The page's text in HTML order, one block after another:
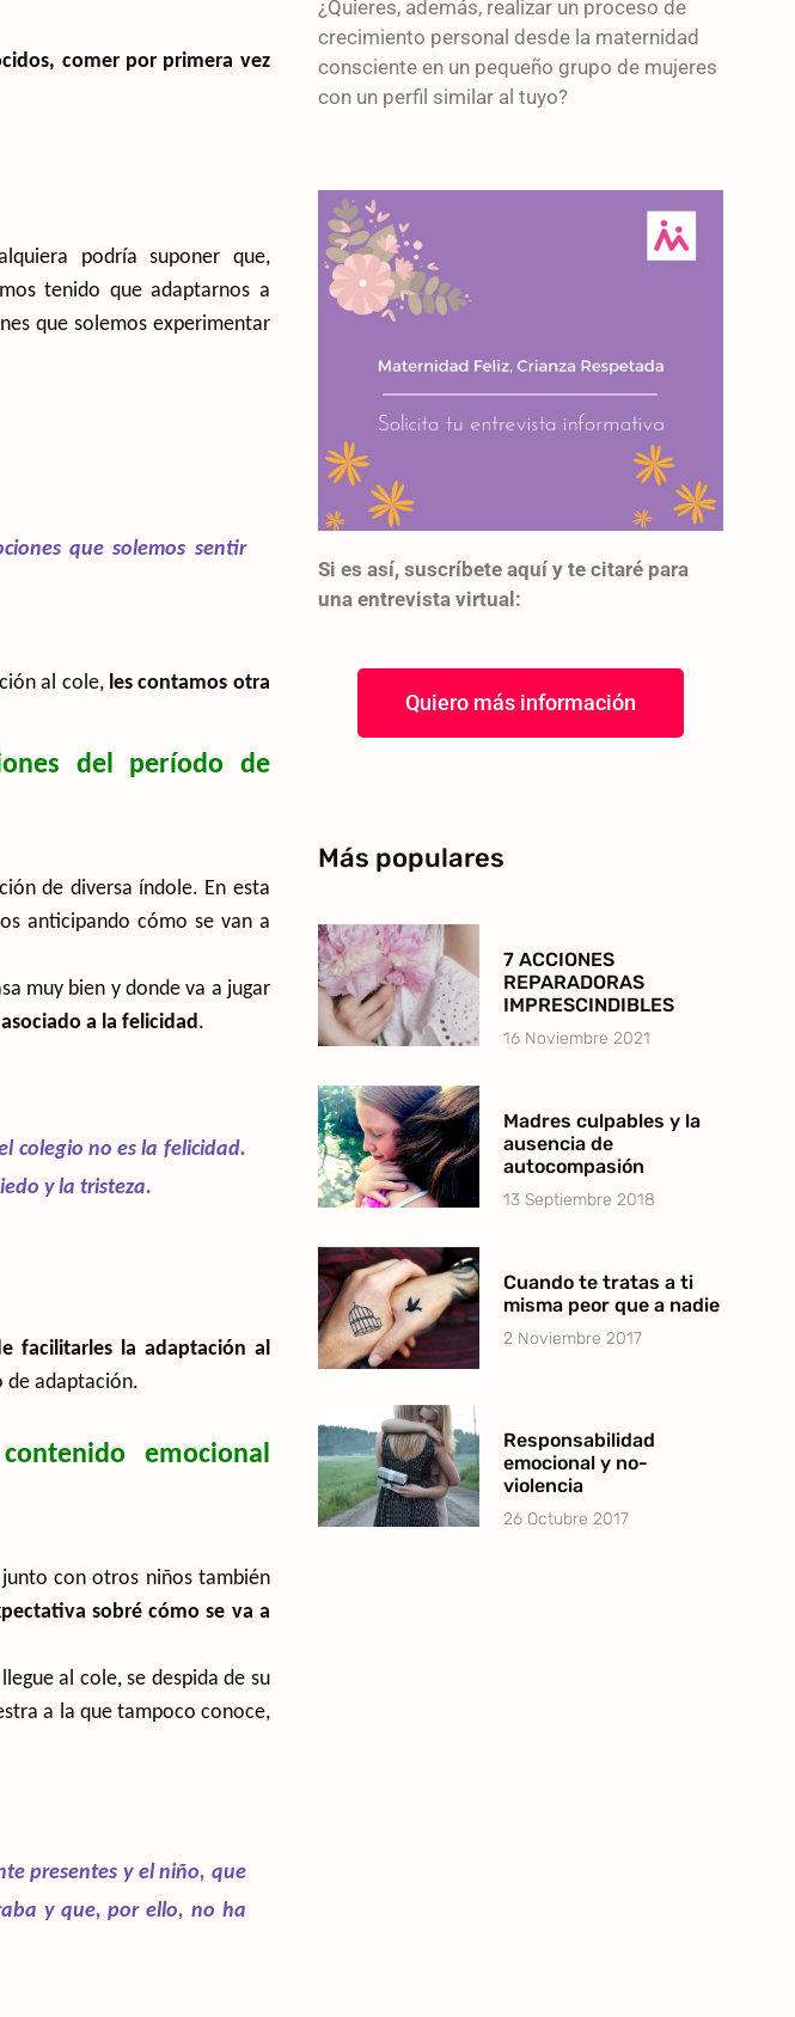
comer por primera vez
podría suponer que,
tenido que adaptarnos a
que solemos experimentar
que solemos sentir
al cole, les contamos otra
del período de
de diversa índole. En esta
anticipando cómo se van a
muy bien y donde va a jugar
a la felicidad.
colegio no es la felicidad.
y la tristeza.
facilitarles la adaptación al
de adaptación.
emocional
con otros niños también
sobré cómo se va a
al cole, se despida de su
a la que tampoco conoce,
presentes y el niño, que
y que, por ello, no ha
¿Quieres, además, realizar un proceso de
crecimiento personal desde la maternidad
consciente en un pequeño grupo de mujeres
con un perfil similar al tuyo?
Si es así, suscríbete aquí y te citaré para
una entrevista virtual:
Quiero más información
Más populares
7 ACCIONES
REPARADORAS
IMPRESCINDIBLES
16 Noviembre 2021
Madres culpables y la
ausencia de
autocompasión
13 Septiembre 2018
Cuando te tratas a ti
misma peor que a nadie
2 Noviembre 2017
Responsabilidad
emocional y no-
violencia
26 Octubre 2017